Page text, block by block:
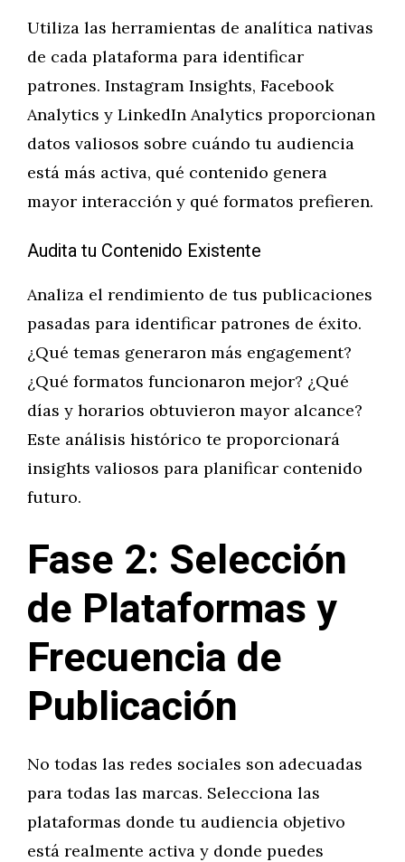
Utiliza las herramientas de analítica nativas
de cada plataforma para identificar
patrones. Instagram Insights, Facebook
Analytics y LinkedIn Analytics proporcionan
datos valiosos sobre cuándo tu audiencia
está más activa, qué contenido genera
mayor interacción y qué formatos prefieren.
Audita tu Contenido Existente
Analiza el rendimiento de tus publicaciones
pasadas para identificar patrones de éxito.
¿Qué temas generaron más engagement?
¿Qué formatos funcionaron mejor? ¿Qué
días y horarios obtuvieron mayor alcance?
Este análisis histórico te proporcionará
insights valiosos para planificar contenido
futuro.
Fase 2: Selección
de Plataformas y
Frecuencia de
Publicación
No todas las redes sociales son adecuadas
para todas las marcas. Selecciona las
plataformas donde tu audiencia objetivo
está realmente activa y donde puedes